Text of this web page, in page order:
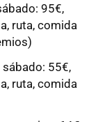
95€,
ruta, comida
sábado: 55€,
ruta, comida